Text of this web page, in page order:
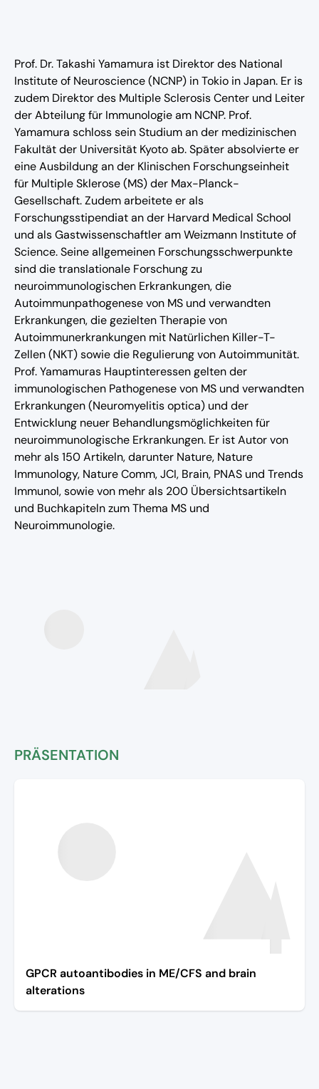
Prof. Dr. Takashi Yamamura ist Direktor des National
Institute of Neuroscience (NCNP) in Tokio in Japan. Er is
zudem Direktor des Multiple Sclerosis Center und Leiter
der Abteilung für Immunologie am NCNP. Prof.
Yamamura schloss sein Studium an der medizinischen
Fakultät der Universität Kyoto ab. Später absolvierte er
eine Ausbildung an der Klinischen Forschungseinheit
für Multiple Sklerose (MS) der Max-Planck-
Gesellschaft. Zudem arbeitete er als
Forschungsstipendiat an der Harvard Medical School
und als Gastwissenschaftler am Weizmann Institute of
Science. Seine allgemeinen Forschungsschwerpunkte
sind die translationale Forschung zu
neuroimmunologischen Erkrankungen, die
Autoimmunpathogenese von MS und verwandten
Erkrankungen, die gezielten Therapie von
Autoimmunerkrankungen mit Natürlichen Killer-T-
Zellen (NKT) sowie die Regulierung von Autoimmunität.
Prof. Yamamuras Hauptinteressen gelten der
immunologischen Pathogenese von MS und verwandten
Erkrankungen (Neuromyelitis optica) und der
Entwicklung neuer Behandlungsmöglichkeiten für
neuroimmunologische Erkrankungen. Er ist Autor von
mehr als 150 Artikeln, darunter Nature, Nature
Immunology, Nature Comm, JCI, Brain, PNAS und Trends
Immunol, sowie von mehr als 200 Übersichtsartikeln
und Buchkapiteln zum Thema MS und
Neuroimmunologie.
PRÄSENTATION
GPCR autoantibodies in ME/CFS and brain
alterations